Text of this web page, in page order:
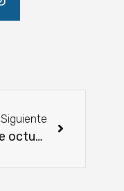
Siguiente
Desde octubre mejorarían las precipitaciones